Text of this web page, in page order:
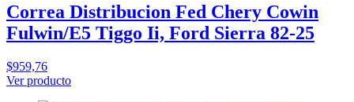
Correa Distribucion Fed Chery Cowin
Fulwin/E5 Tiggo Ii, Ford Sierra 82-25
$959,76
Ver producto